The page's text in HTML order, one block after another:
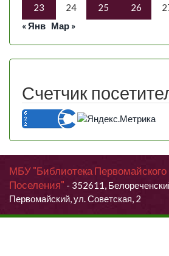
23 24 25 26
« Янв Мар »
Счетчик
МБУ "Библиотека Первомайского
Поселения" - 352611,
Первомайский, ул. Советская, 2